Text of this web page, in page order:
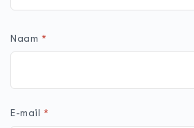
Naam *
E-mail *